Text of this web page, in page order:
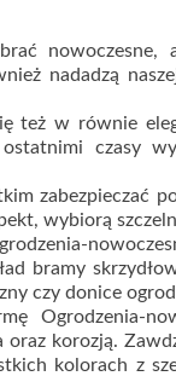
nowoczesne,
nadadzą
też w równie
czasy
zabezpieczać
wybiorą
bramy
czy donice
Ogrodzenia-
korozją.
kolorach z